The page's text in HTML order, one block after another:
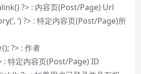
?> : 内容页(Post/Page) Url
‘) ?> : 特定内容页(Post/Page)所
?> : 作者
: 特定内容页(Post/Page) ID